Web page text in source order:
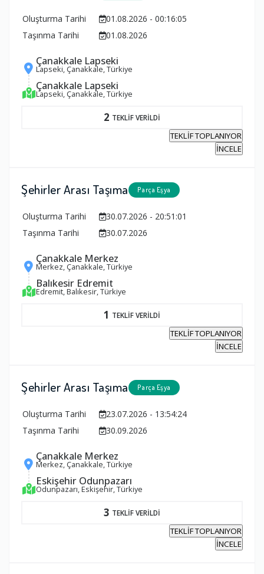
Oluşturma Tarihi
01.08.2026 - 00:16:05
Taşınma Tarihi
01.08.2026
Çanakkale Lapseki
Lapseki, Çanakkale, Türkiye
Çanakkale Lapseki
Lapseki, Çanakkale, Türkiye
2 TEKLİF VERİLDİ
TEKLİF TOPLANIYOR
İNCELE
Şehirler Arası Taşıma Parça Eşya
Oluşturma Tarihi
30.07.2026 - 20:51:01
Taşınma Tarihi
30.07.2026
Çanakkale Merkez
Merkez, Çanakkale, Türkiye
Balıkesir Edremit
Edremit, Balıkesir, Türkiye
1 TEKLİF VERİLDİ
TEKLİF TOPLANIYOR
İNCELE
Şehirler Arası Taşıma Parça Eşya
Oluşturma Tarihi
23.07.2026 - 13:54:24
Taşınma Tarihi
30.09.2026
Çanakkale Merkez
Merkez, Çanakkale, Türkiye
Eskişehir Odunpazarı
Odunpazarı, Eskişehir, Türkiye
3 TEKLİF VERİLDİ
TEKLİF TOPLANIYOR
İNCELE